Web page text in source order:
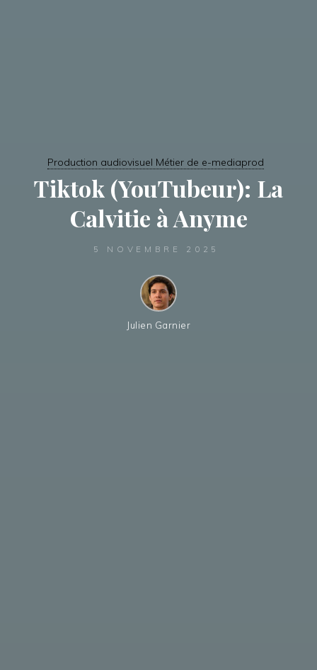
Production audiovisuel Métier de e-mediaprod
Tiktok (YouTubeur): La
Calvitie à Anyme
5 NOVEMBRE 2025
Julien Garnier